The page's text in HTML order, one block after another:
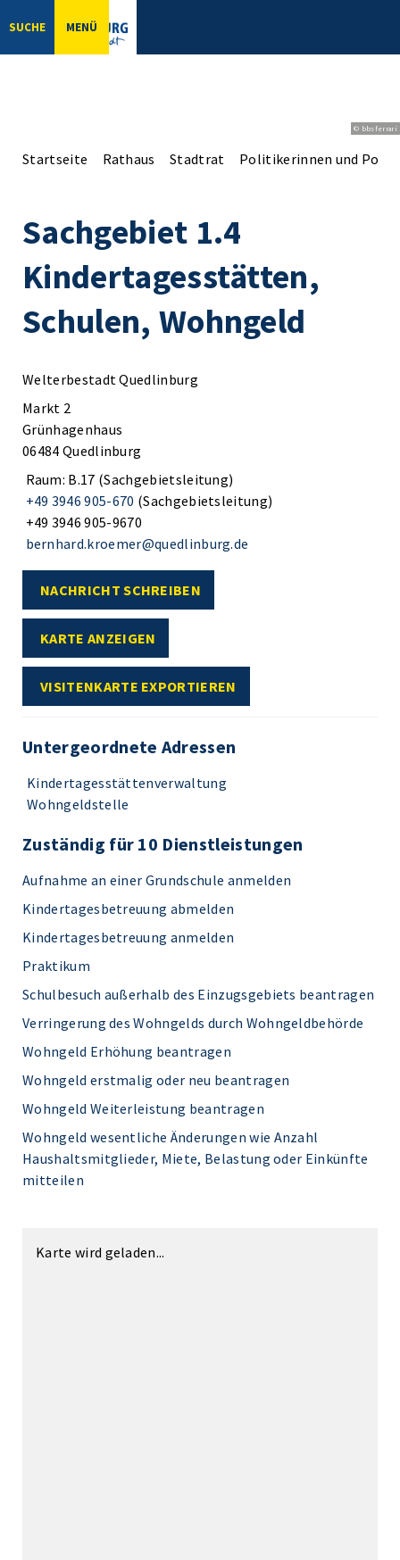
SUCHE MENÜ
© bbsferrari
Startseite Rathaus Stadtrat Politikerinnen und
Sachgebiet 1.4
Kindertagesstätten,
Schulen, Wohngeld
Welterbestadt Quedlinburg
Markt 2
Grünhagenhaus
06484 Quedlinburg
Raum: B.17 (Sachgebietsleitung)
+49 3946 905-670 (Sachgebietsleitung)
+49 3946 905-9670
bernhard.kroemer@quedlinburg.de
NACHRICHT SCHREIBEN
KARTE ANZEIGEN
VISITENKARTE EXPORTIEREN
Untergeordnete Adressen
Kindertagesstättenverwaltung
Wohngeldstelle
Zuständig für 10 Dienstleistungen
Aufnahme an einer Grundschule anmelden
Kindertagesbetreuung abmelden
Kindertagesbetreuung anmelden
Praktikum
Schulbesuch außerhalb des Einzugsgebiets beantragen
Verringerung des Wohngelds durch Wohngeldbehörde
Wohngeld Erhöhung beantragen
Wohngeld erstmalig oder neu beantragen
Wohngeld Weiterleistung beantragen
Wohngeld wesentliche Änderungen wie Anzahl
Haushaltsmitglieder, Miete, Belastung oder Einkünfte
mitteilen
Karte wird geladen...